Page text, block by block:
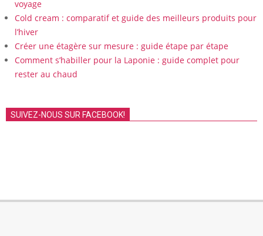
voyage
Cold cream : comparatif et guide des meilleurs produits pour
l’hiver
Créer une étagère sur mesure : guide étape par étape
Comment s’habiller pour la Laponie : guide complet pour
rester au chaud
SUIVEZ-NOUS SUR FACEBOOK!